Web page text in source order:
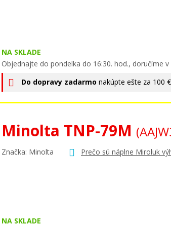
NA SKLADE
Objednajte do pondelka do 16:30. hod., doručíme
Do dopravy zadarmo nakúpte ešte za 100 €
Minolta TNP-79M
Značka: Minolta Prečo sú náplne Miroluk
NA SKLADE